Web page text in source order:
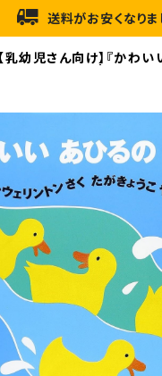
送料がお安くなりまし
【乳幼児さん向け】『かわ